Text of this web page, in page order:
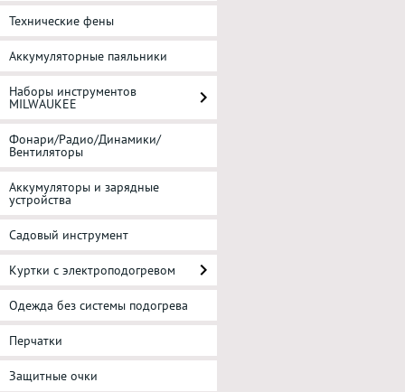
Технические фены
Аккумуляторные паяльники
Наборы инструментов
MILWAUKEE
Фонари/Радио/Динамики/
Вентиляторы
Аккумуляторы и зарядные
устройства
Садовый инструмент
Куртки с электроподогревом
Одежда без системы подогрева
Перчатки
Защитные очки